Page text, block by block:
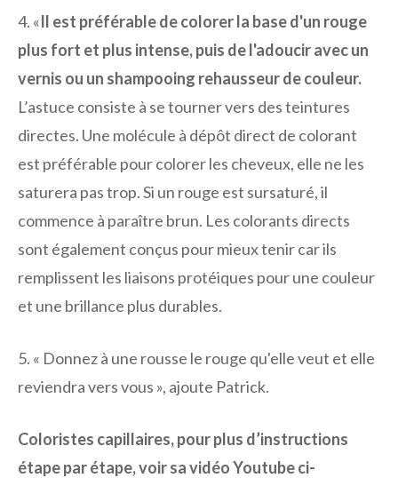
4. «Il est préférable de colorer la base d'un rouge
plus fort et plus intense, puis de l'adoucir avec un
vernis ou un shampooing rehausseur de couleur.
L’astuce consiste à se tourner vers des teintures
directes. Une molécule à dépôt direct de colorant
est préférable pour colorer les cheveux, elle ne les
saturera pas trop. Si un rouge est sursaturé, il
commence à paraître brun. Les colorants directs
sont également conçus pour mieux tenir car ils
remplissent les liaisons protéiques pour une couleur
et une brillance plus durables.
5. « Donnez à une rousse le rouge qu'elle veut et elle
reviendra vers vous », ajoute Patrick.
Coloristes capillaires, pour plus d’instructions
étape par étape, voir sa vidéo Youtube ci-